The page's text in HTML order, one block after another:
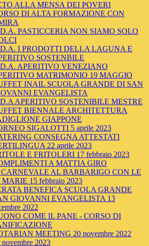
ALLA MENSA DEI POVERI
DI ALTA FORMAZIONE CON
PASTICCERIA NON SIAMO SOLO
I PRODOTTI DELLA LAGUNA E
SOSTENBILE
APERITIVO VENEZIANO
MATRIMONIO 19 MAGGIO
INAIL SCUOLA GRANDE DI SAN
EVANGELISTA
APERITIVO SOSTENIBILE MESTRE
BIENNALE ARCHITETTURA
GIAPPONE
SIGALOTTI 5 aprile 2023
CONSEGNA ATTESTATI
22 aprile 2023
E FRITOLERI 17 febbraio 2023
A MATTIA GIRO
AL BARBARIGO CON LE
MARIE 15 febbraio 2023
BENEFICA SCUOLA GRANDE
GIOVANNI EVANGELISTA 13
2022
COME IL PANE - CORSO DI
MEETING 20 novembre 2022
novembre 2023